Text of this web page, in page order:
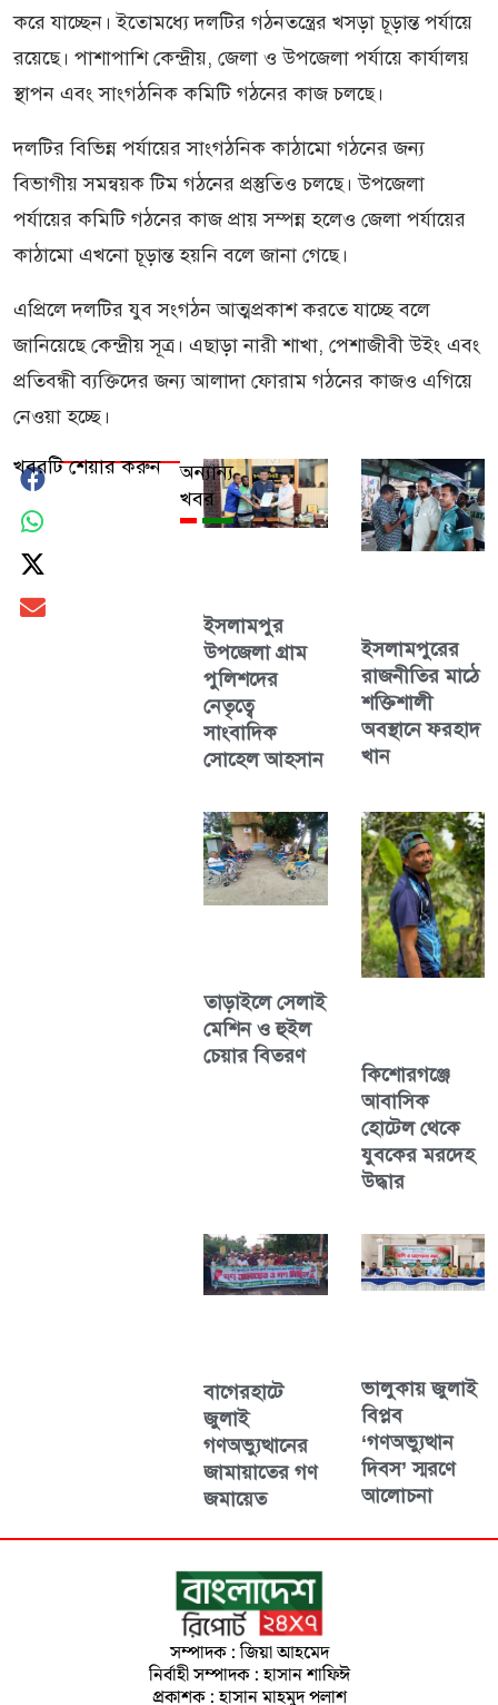
করে যাচ্ছেন। ইতোমধ্যে দলটির গঠনতন্ত্রের খসড়া চূড়ান্ত পর্যায়ে
রয়েছে। পাশাপাশি কেন্দ্রীয়, জেলা ও উপজেলা পর্যায়ে কার্যালয়
স্থাপন এবং সাংগঠনিক কমিটি গঠনের কাজ চলছে।
দলটির বিভিন্ন পর্যায়ের সাংগঠনিক কাঠামো গঠনের জন্য
বিভাগীয় সমন্বয়ক টিম গঠনের প্রস্তুতিও চলছে। উপজেলা
পর্যায়ের কমিটি গঠনের কাজ প্রায় সম্পন্ন হলেও জেলা পর্যায়ের
কাঠামো এখনো চূড়ান্ত হয়নি বলে জানা গেছে।
এপ্রিলে দলটির যুব সংগঠন আত্মপ্রকাশ করতে যাচ্ছে বলে
জানিয়েছে কেন্দ্রীয় সূত্র। এছাড়া নারী শাখা, পেশাজীবী উইং এবং
প্রতিবন্ধী ব্যক্তিদের জন্য আলাদা ফোরাম গঠনের কাজও এগিয়ে
নেওয়া হচ্ছে।
খবরটি শেয়ার করুন
অন্যান্য
খবর
ইসলামপুর
উপজেলা গ্রাম
পুলিশদের
নেতৃত্বে
সাংবাদিক
সোহেল আহসান
ইসলামপুরের
রাজনীতির মাঠে
শক্তিশালী
অবস্থানে ফরহাদ
খান
তাড়াইলে সেলাই
মেশিন ও হুইল
চেয়ার বিতরণ
কিশোরগঞ্জে
আবাসিক
হোটেল থেকে
যুবকের মরদেহ
উদ্ধার
বাগেরহাটে
জুলাই
গণঅভ্যুত্থানের
জামায়াতের গণ
জমায়েত
ভালুকায় জুলাই
বিপ্লব
‘গণঅভ্যুত্থান
দিবস’ স্মরণে
আলোচনা
সম্পাদক : জিয়া আহমেদ
নির্বাহী সম্পাদক : হাসান শাফিঈ
প্রকাশক : হাসান মাহমুদ পলাশ